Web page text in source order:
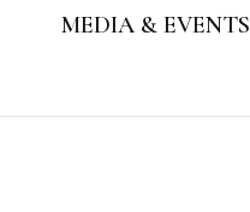
MEDIA & EVENTS